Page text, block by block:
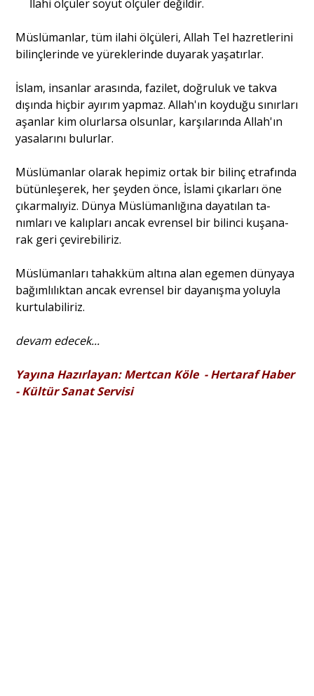
İlahi ölçüler soyut ölçüler değildir.
Müslümanlar, tüm ilahi ölçüleri, Allah Tel hazret­lerini
bilinçlerinde ve yüreklerinde duyarak yaşatırlar.
İslam, insanlar arasında, fazilet, doğruluk ve takva
dışında hiçbir ayırım yapmaz. Allah'ın koyduğu sınırla­rı
aşanlar kim olurlarsa olsunlar, karşılarında Allah'ın
yasalarını bulurlar.
Müslümanlar olarak hepimiz ortak bir bilinç etra­fında
bütünleşerek, her şeyden önce, İslami çıkarları öne
çıkarmalıyiz. Dünya Müslümanlığına dayatılan ta­
nımları ve kalıpları ancak evrensel bir bilinci kuşana­
rak geri çevirebiliriz.
Müslümanları tahakküm altına alan egemen dünya­ya
bağımlılıktan ancak evrensel bir dayanışma yoluyla
kurtulabiliriz.
devam edecek...
Yayına Hazırlayan: Mertcan Köle - Hertaraf Haber
- Kültür Sanat Servisi